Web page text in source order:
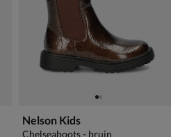
Nelson Kids
Chelseaboots - bruin